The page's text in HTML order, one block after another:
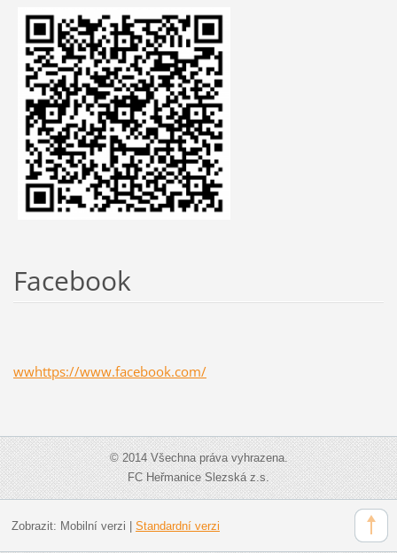
Facebook
wwhttps://www.facebook.com/
© 2014 Všechna práva vyhrazena.
FC Heřmanice Slezská z.s.
Zobrazit: Mobilní verzi Standardní verzi